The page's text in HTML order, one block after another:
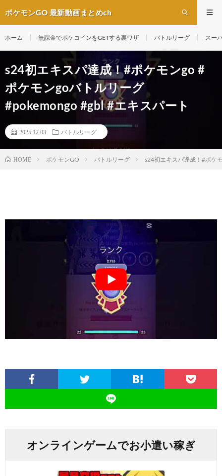
ポケモンGO 最新動画まとめch
ホーム 無課金でポケコインをGETする裏ワザ バトルリーグ スー
s24初エキスパ達成！#ポケモンgo #
ポケモンgoバトルリーグ
#pokemongo #gbl #エキスパート
2025.12.03 バトルリーグ
HOME ポケモンGO バトルリーグ s24初エキスパ達成！#ポケ
オンラインゲームでお小遣い稼ぎ